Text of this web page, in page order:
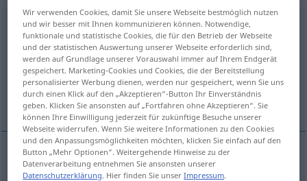
annyi
Übersicht aller Übersetzungen
(Für mehr Details die Übersetzung anklicken/antippen)
so viel
viel annyi
Wir verwenden Cookies, damit Sie unsere Webseite bestmöglich nutzen
und wir besser mit Ihnen kommunizieren können. Notwendige,
funktionale und statistische Cookies, die für den Betrieb der Webseite
und der statistischen Auswertung unserer Webseite erforderlich sind,
werden auf Grundlage unserer Vorauswahl immer auf Ihrem Endgerät
gespeichert. Marketing-Cookies und Cookies, die der Bereitstellung
personalisierter Werbung dienen, werden nur gespeichert, wenn Sie uns
durch einen Klick auf den „Akzeptieren“-Button Ihr Einverständnis
geben. Klicken Sie ansonsten auf „Fortfahren ohne Akzeptieren“. Sie
können Ihre Einwilligung jederzeit für zukünftige Besuche unserer
Webseite widerrufen. Wenn Sie weitere Informationen zu den Cookies
und den Anpassungsmöglichkeiten möchten, klicken Sie einfach auf den
Button „Mehr Optionen“. Weitergehende Hinweise zu der
Datenverarbeitung entnehmen Sie ansonsten unserer
Datenschutzerklärung. Hier finden Sie unserImpressum.